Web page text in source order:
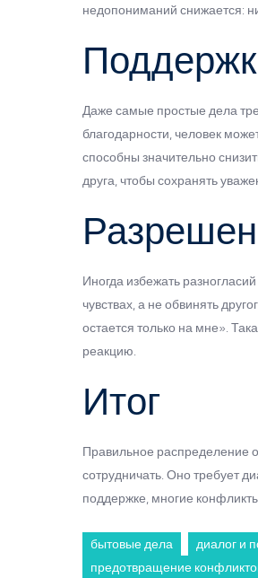
недопониманий снижается:
Даже самые простые дела
благодарности, человек
способны значительно
друга, чтобы сохранять
Иногда избежать
чувствах, а не обвинять
остается только на мне».
реакцию.
Итог
Правильное распределение
сотрудничать. Оно требует
поддержке, многие
бытовые дела диалог и
предотвращение